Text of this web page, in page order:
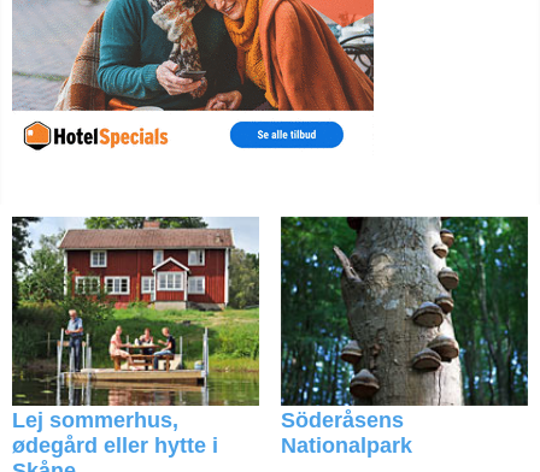
Lej sommerhus,
ødegård eller hytte i
Söderåsens
Nationalpark